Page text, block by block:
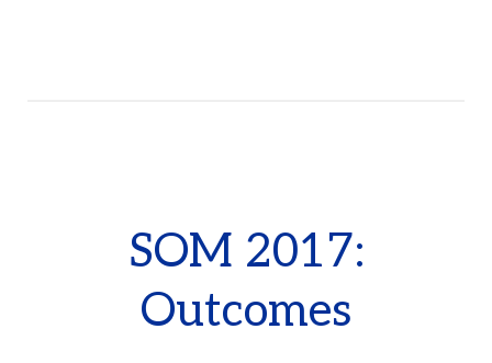
SOM 2017:
Outcomes